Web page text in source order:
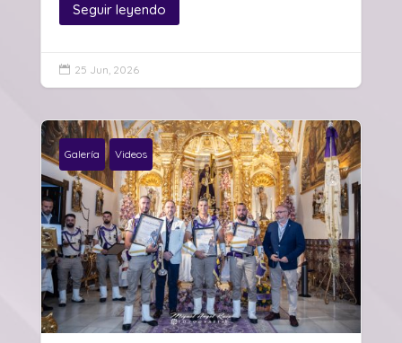
Seguir leyendo
 25 Jun, 2026
Galería Videos